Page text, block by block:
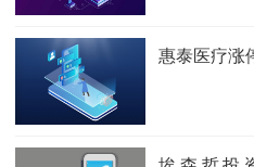
惠泰医疗涨